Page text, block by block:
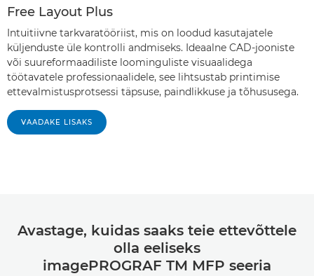
Free Layout Plus
Intuitiivne tarkvaratööriist, mis on loodud kasutajatele
küljenduste üle kontrolli andmiseks. Ideaalne CAD-jooniste
või suureformaadiliste loominguliste visuaalidega
töötavatele professionaalidele, see lihtsustab printimise
ettevalmistusprotsessi täpsuse, paindlikkuse ja tõhususega.
‎‎VAADAKE LISAKS
Avastage, kuidas saaks teie ettevõttele
olla eeliseks
imagePROGRAF TM MFP seeria